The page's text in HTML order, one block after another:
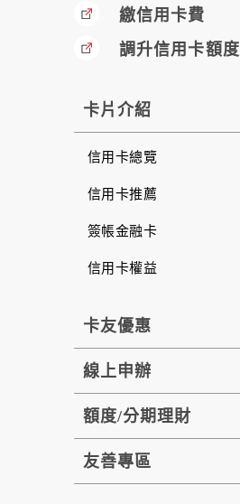
繳信用卡費
調升信用卡額度
卡片介紹
信用卡總覽
信用卡推薦
簽帳金融卡
信用卡權益
卡友優惠
線上申辦
額度/分期理財
友善專區